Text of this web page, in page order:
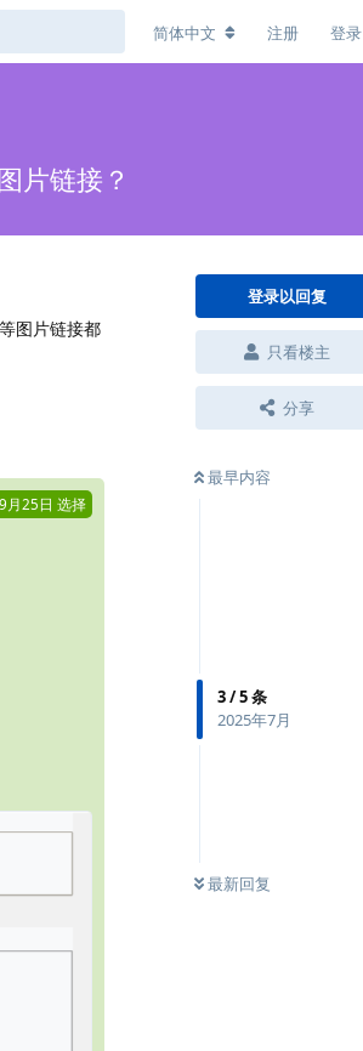
简体中文 注册 登录
片链接？
登录以回复
只看楼主
分享
最早内容
3/5条
2025年7月
最新回复
图片链接都
月25日 选择